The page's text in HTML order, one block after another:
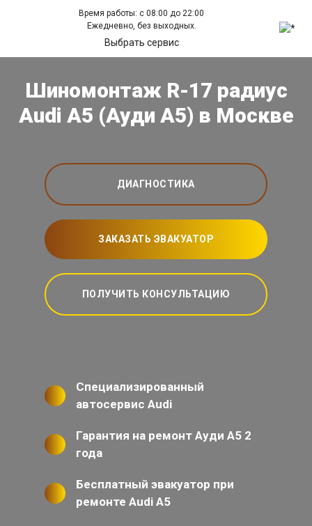
Время работы: с 08:00 до 22:00
Ежедневно, без выходных.
Выбрать сервис
Шиномонтаж R-17 радиус
Audi A5 (Ауди А5) в Москве
ДИАГНОСТИКА
ЗАКАЗАТЬ ЭВАКУАТОР
ПОЛУЧИТЬ КОНСУЛЬТАЦИЮ
Специализированный
автосервис Audi
Гарантия на ремонт Ауди А5 2
года
Бесплатный эвакуатор при
ремонте Audi A5